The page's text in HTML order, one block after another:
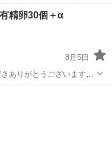
ミッフィー
精卵30個＋α
8月5日
ありがとうございます。
セットです。以下の基準